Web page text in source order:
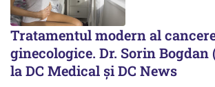
Tratamentul modern al
ginecologice. Dr. Sorin Bogdan
la DC Medical și DC News